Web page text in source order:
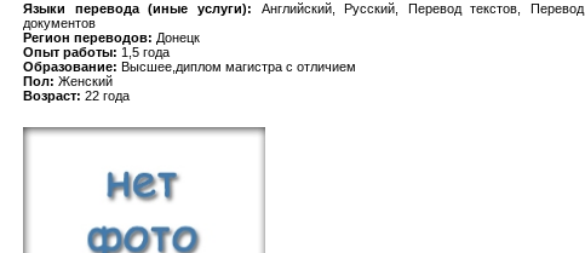
Языки перевода (иные услуги): Английский, Русский, Перевод текстов, Перевод
документов
Регион переводов: Донецк
Опыт работы: 1,5 года
Образование: Высшее,диплом магистра с отличием
Пол: Женский
Возраст: 22 года